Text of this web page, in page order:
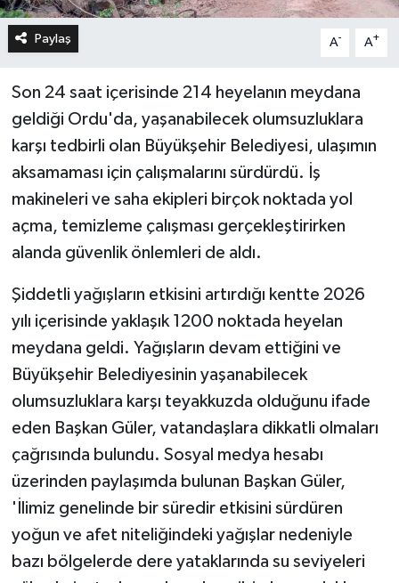
Paylaş A- A+
Son 24 saat içerisinde 214 heyelanın meydana
geldiği Ordu'da, yaşanabilecek olumsuzluklara
karşı tedbirli olan Büyükşehir Belediyesi, ulaşımın
aksamaması için çalışmalarını sürdürdü. İş
makineleri ve saha ekipleri birçok noktada yol
açma, temizleme çalışması gerçekleştirirken
alanda güvenlik önlemleri de aldı.
Şiddetli yağışların etkisini artırdığı kentte 2026
yılı içerisinde yaklaşık 1200 noktada heyelan
meydana geldi. Yağışların devam ettiğini ve
Büyükşehir Belediyesinin yaşanabilecek
olumsuzluklara karşı teyakkuzda olduğunu ifade
eden Başkan Güler, vatandaşlara dikkatli olmaları
çağrısında bulundu. Sosyal medya hesabı
üzerinden paylaşımda bulunan Başkan Güler,
'İlimiz genelinde bir süredir etkisini sürdüren
yoğun ve afet niteliğindeki yağışlar nedeniyle
bazı bölgelerde dere yataklarında su seviyeleri